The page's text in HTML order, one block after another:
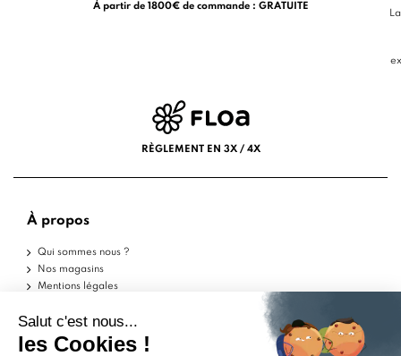
À partir de 1800€ de commande : GRATUITE
RÈGLEMENT EN 3X / 4X
À propos
Qui sommes nous ?
Nos magasins
Mentions légales
Politique de confidentialité
Aide